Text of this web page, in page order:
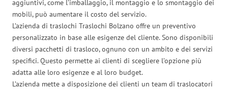
aggiuntivi, come l’imballaggio, il montaggio e lo smontaggio dei
mobili, può aumentare il costo del servizio.
L’azienda di traslochi Traslochi Bolzano offre un preventivo
personalizzato in base alle esigenze del cliente. Sono disponibili
diversi pacchetti di trasloco, ognuno con un ambito e dei servizi
specifici. Questo permette ai clienti di scegliere l’opzione più
adatta alle loro esigenze e al loro budget.
L’azienda mette a disposizione dei clienti un team di traslocatori